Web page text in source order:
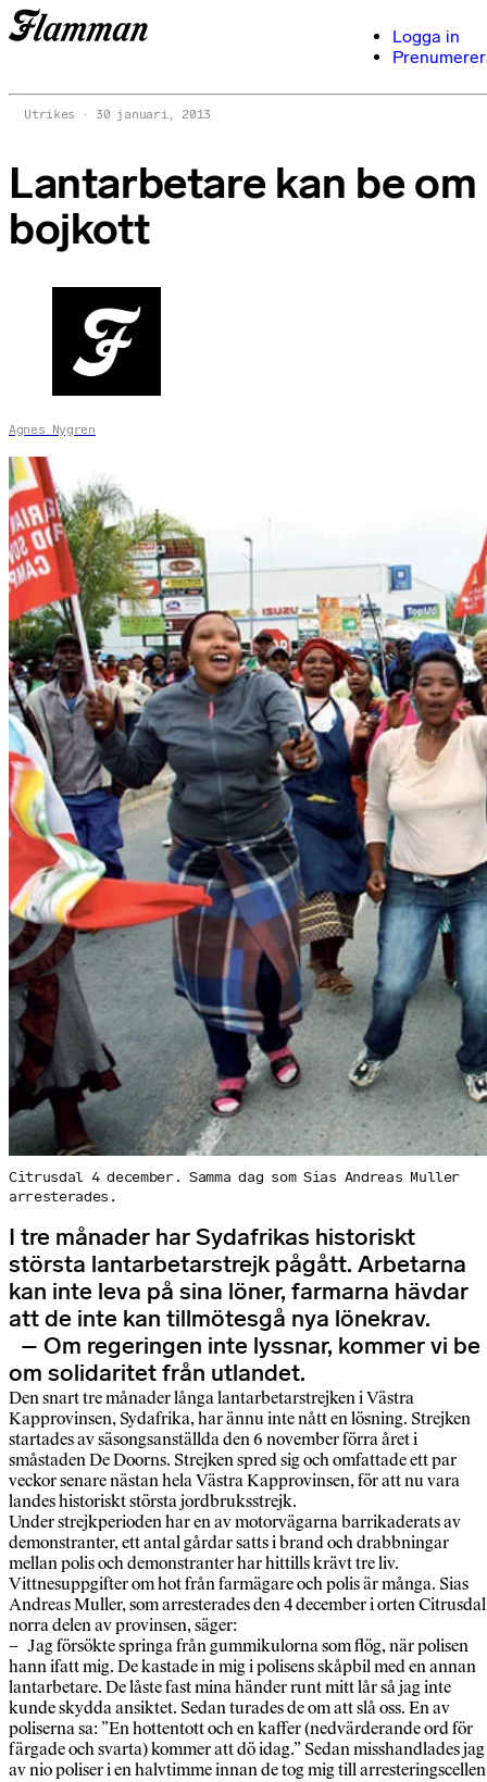
Logga in
Utrikes 30 januari, 2013
Lantarbetare kan be om
bojkott
Agnes Nygren
Citrusdal 4 december. Samma dag som Sias Andreas Muller
arresterades.
I tre månader har Sydafrikas historiskt
största lantarbetarstrejk pågått. Arbetarna
kan inte leva på sina löner, farmarna hävdar
att de inte kan tillmötesgå nya lönekrav.
– Om regeringen inte lyssnar, kommer vi be
om solidaritet från utlandet.
Den snart tre månader långa lantarbetarstrejken i Västra
Kapprovinsen, Sydafrika, har ännu inte nått en lösning. Strejken
startades av säsongsanställda den 6 november förra året i
småstaden De Doorns. Strejken spred sig och omfattade ett par
veckor senare nästan hela Västra Kapprovinsen, för att nu vara
landes historiskt största jordbruksstrejk.
Under strejkperioden har en av motorvägarna barrikaderats av
demonstranter, ett antal gårdar satts i brand och drabbningar
mellan polis och demonstranter har hittills krävt tre liv.
Vittnesuppgifter om hot från farmägare och polis är många. Sias
Andreas Muller, som arresterades den 4 december i orten
norra delen av provinsen, säger:
– Jag försökte springa från gummikulorna som flög, när polisen
hann ifatt mig. De kastade in mig i polisens skåpbil med en annan
lantarbetare. De låste fast mina händer runt mitt lår så jag inte
kunde skydda ansiktet. Sedan turades de om att slå oss. En av
poliserna sa: ”En hottentott och en kaffer (nedvärderande ord för
färgade och svarta) kommer att dö idag.” Sedan misshandlades jag
av nio poliser i en halvtimme innan de tog mig till